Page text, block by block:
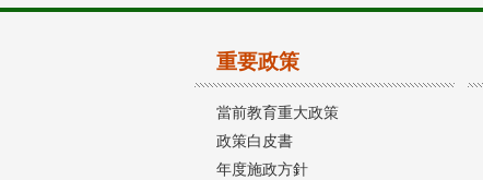
重要政策
當前教育重大政策
政策白皮書
年度施政方針